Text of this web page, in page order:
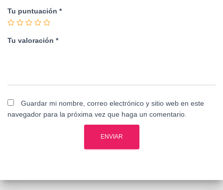
Tu puntuación *
Tu valoración *
Guardar mi nombre, correo electrónico y sitio web en este
navegador para la próxima vez que haga un comentario.